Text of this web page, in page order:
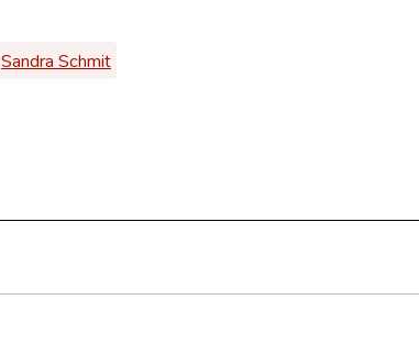
Sandra Schmit